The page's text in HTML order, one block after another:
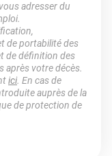
adresser du
de portabilité des
de définition des
après votre décès.
ici. En cas de
auprès de la
de protection de